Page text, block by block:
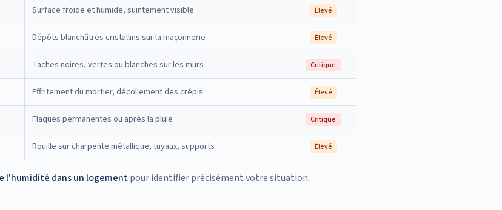
Surface froide et humide, suintement visible Élevé
Dépôts blanchâtres cristallins sur la maçonnerie Élevé
Taches noires, vertes ou blanches sur les murs Critique
Effritement du mortier, décollement des crépis Élevé
Flaques permanentes ou après la pluie Critique
Rouille sur charpente métallique, tuyaux, supports Élevé
l'humidité dans un logementpour identifier précisément votre situation.